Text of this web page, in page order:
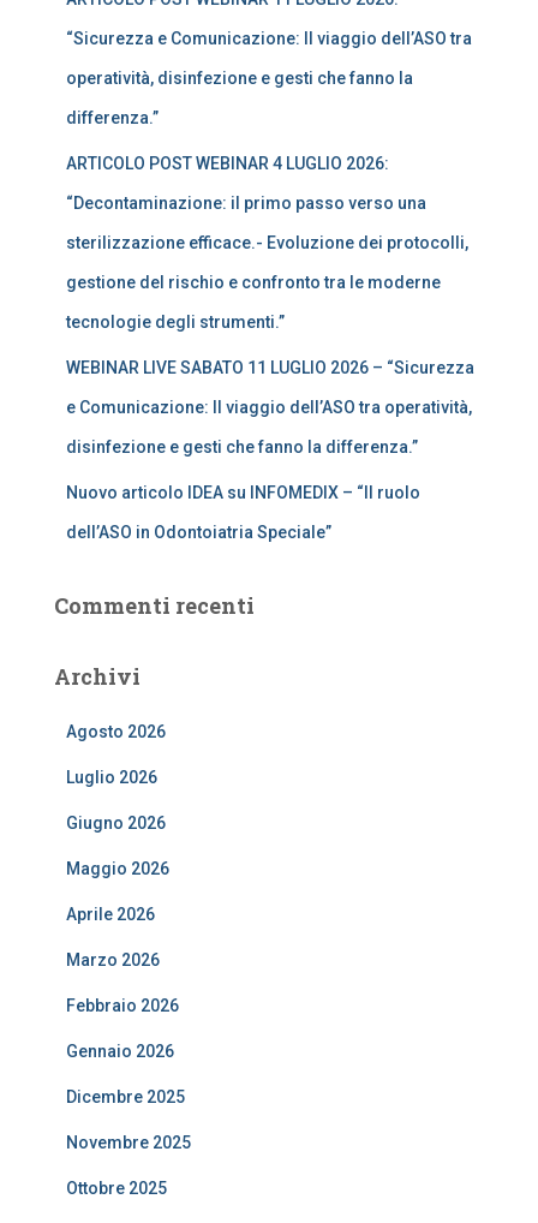
“Sicurezza e Comunicazione: Il viaggio dell’ASO tra
operatività, disinfezione e gesti che fanno la
differenza.”
ARTICOLO POST WEBINAR 4 LUGLIO 2026:
“Decontaminazione: il primo passo verso una
sterilizzazione efficace.- Evoluzione dei protocolli,
gestione del rischio e confronto tra le moderne
tecnologie degli strumenti.”
WEBINAR LIVE SABATO 11 LUGLIO 2026 – “Sicurezza
e Comunicazione: Il viaggio dell’ASO tra operatività,
disinfezione e gesti che fanno la differenza.”
Nuovo articolo IDEA su INFOMEDIX – “Il ruolo
dell’ASO in Odontoiatria Speciale”
Commenti recenti
Archivi
Agosto 2026
Luglio 2026
Giugno 2026
Maggio 2026
Aprile 2026
Marzo 2026
Febbraio 2026
Gennaio 2026
Dicembre 2025
Novembre 2025
Ottobre 2025